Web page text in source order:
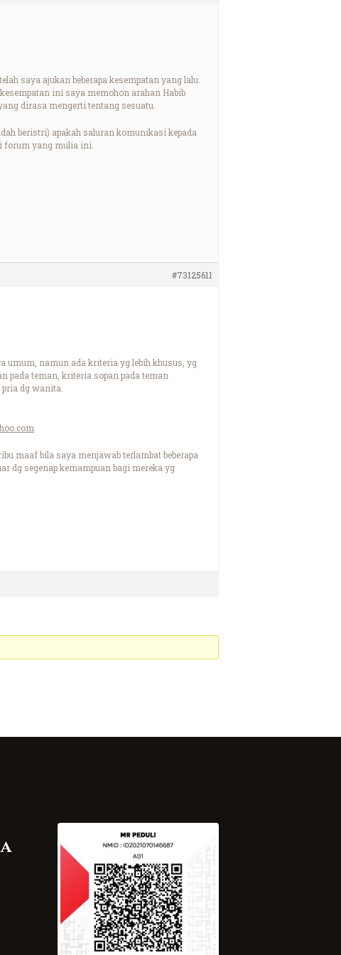
saya ajukan beberapa kesempatan yang lalu.
ini saya memohon arahan Habib
dirasa mengerti tentang sesuatu.
beristri) apakah saluran komunikasi kepada
forum yang mulia ini.
#73125611
umum, namun ada kriteria yg lebih khusus, yg
pada teman, kriteria sopan pada teman
dg wanita.
maaf bila saya menjawab terlambat beberapa
dg segenap kemampuan bagi mereka yg